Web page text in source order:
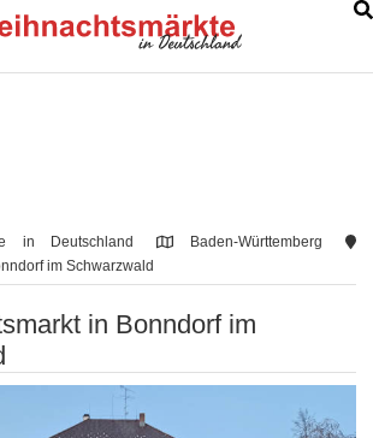
in Deutschland
Baden-Württemberg
im Schwarzwald
in Bonndorf im